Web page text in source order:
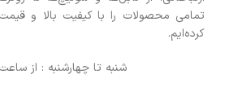
تمامی محصولات را با کیفیت بالا و
کرده‌ایم.
شنبه تا چهارشنبه : از ساعت 9 تا 18